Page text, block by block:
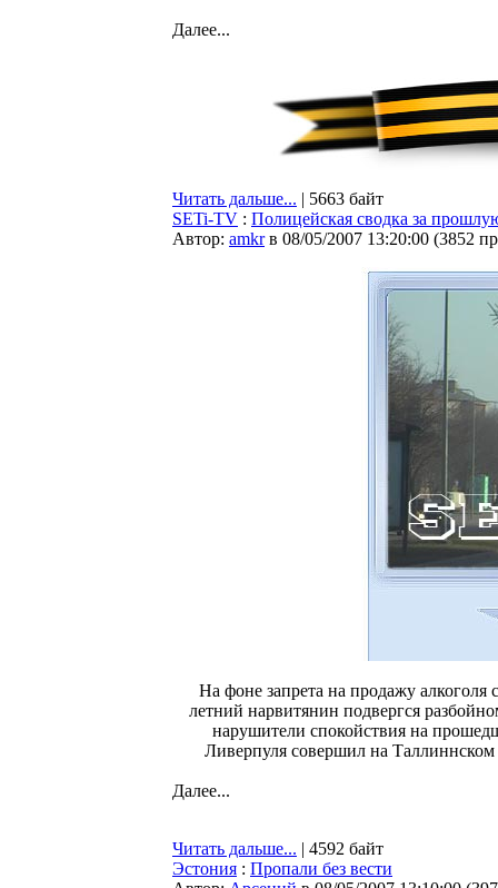
Далее...
Читать дальше... | 5663 байт
SETi-TV : Полицейская сводка за
Автор: amkr в 08/05/2007 13:20:00 (3852
На фоне запрета на продажу
летний нарвитянин подвергся
нарушители спокойствия на
Ливерпуля совершил на
Далее...
Читать дальше... | 4592 байт
Эстония : Пропали без вести